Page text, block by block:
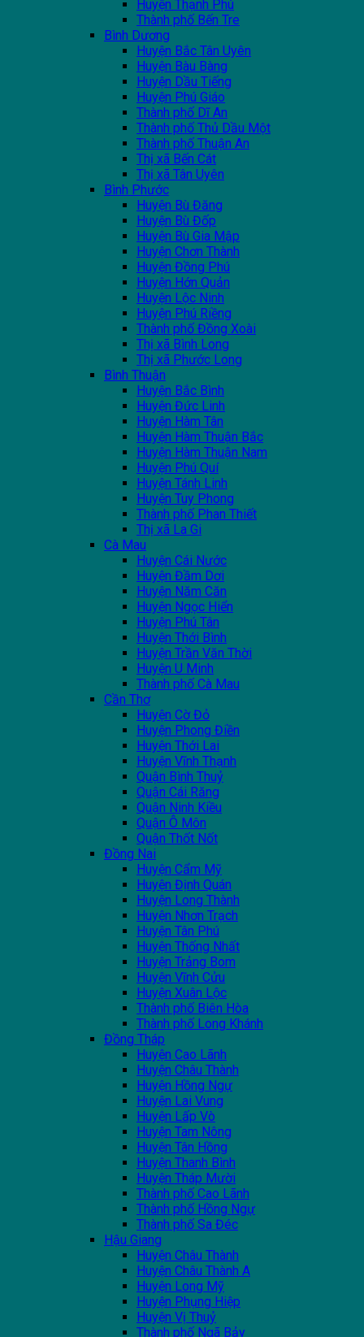
Huyện Thạnh Phú
Thành phố Bến Tre
Bình Dương
Huyện Bắc Tân Uyên
Huyện Bàu Bàng
Huyện Dầu Tiếng
Huyện Phú Giáo
Thành phố Dĩ An
Thành phố Thủ Dầu Một
Thành phố Thuận An
Thị xã Bến Cát
Thị xã Tân Uyên
Bình Phước
Huyện Bù Đăng
Huyện Bù Đốp
Huyện Bù Gia Mập
Huyện Chơn Thành
Huyện Đồng Phú
Huyện Hớn Quản
Huyện Lộc Ninh
Huyện Phú Riềng
Thành phố Đồng Xoài
Thị xã Bình Long
Thị xã Phước Long
Bình Thuận
Huyện Bắc Bình
Huyện Đức Linh
Huyện Hàm Tân
Huyện Hàm Thuận Bắc
Huyện Hàm Thuận Nam
Huyện Phú Quí
Huyện Tánh Linh
Huyện Tuy Phong
Thành phố Phan Thiết
Thị xã La Gi
Cà Mau
Huyện Cái Nước
Huyện Đầm Dơi
Huyện Năm Căn
Huyện Ngọc Hiển
Huyện Phú Tân
Huyện Thới Bình
Huyện Trần Văn Thời
Huyện U Minh
Thành phố Cà Mau
Cần Thơ
Huyện Cờ Đỏ
Huyện Phong Điền
Huyện Thới Lai
Huyện Vĩnh Thạnh
Quận Bình Thuỷ
Quận Cái Răng
Quận Ninh Kiều
Quận Ô Môn
Quận Thốt Nốt
Đồng Nai
Huyện Cẩm Mỹ
Huyện Định Quán
Huyện Long Thành
Huyện Nhơn Trạch
Huyện Tân Phú
Huyện Thống Nhất
Huyện Trảng Bom
Huyện Vĩnh Cửu
Huyện Xuân Lộc
Thành phố Biên Hòa
Thành phố Long Khánh
Đồng Tháp
Huyện Cao Lãnh
Huyện Châu Thành
Huyện Hồng Ngự
Huyện Lai Vung
Huyện Lấp Vò
Huyện Tam Nông
Huyện Tân Hồng
Huyện Thanh Bình
Huyện Tháp Mười
Thành phố Cao Lãnh
Thành phố Hồng Ngự
Thành phố Sa Đéc
Hậu Giang
Huyện Châu Thành
Huyện Châu Thành A
Huyện Long Mỹ
Huyện Phụng Hiệp
Huyện Vị Thuỷ
Thành phố Ngã Bảy